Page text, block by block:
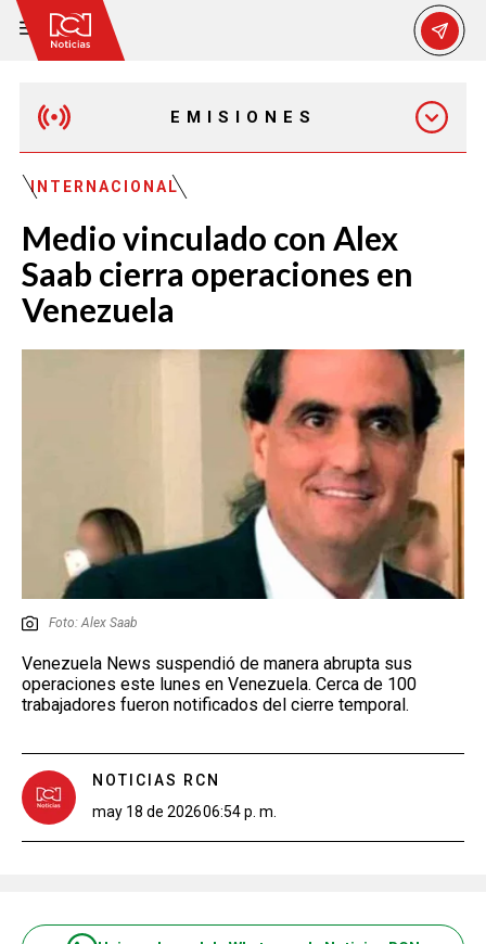
EMISIONES
MAÑANA EXPRESS
EMISIÓN 12:30 PM
EMISIÓN 7:00 PM
EMISIÓN 11:30 PM
INTERNACIONAL
Medio vinculado con Alex
Saab cierra operaciones en
Venezuela
Foto: Alex Saab
Venezuela News suspendió de manera abrupta sus
operaciones este lunes en Venezuela. Cerca de 100
trabajadores fueron notificados del cierre temporal.
NOTICIAS RCN
may 18 de 202606:54 p. m.